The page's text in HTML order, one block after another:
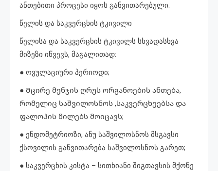
ანთებითი პროცესი იყოს განვითარებული.
წელის და საკვერცხის ტკივილი
წელისა და საკვერცხის ტკივილს სხვადასხვა
მიზეზი იწვევს, მაგალითად:
● ოვულაციური პერიოდი;
● Მცირე მენჯის ღრუს ორგანოების ანთება,
რომელიც საშვილოსნოს ,საკვერცხეებსა და
ფალოპის მილებს მოიცავს;
● ენდომეტრიოზი, ანუ საშვილოსნოს მსგავსი
ქსოვილის განვითარება საშვილოსნოს გარეთ;
● საკვერცხის კისტა – სითხიანი შიგთავსის მქონე